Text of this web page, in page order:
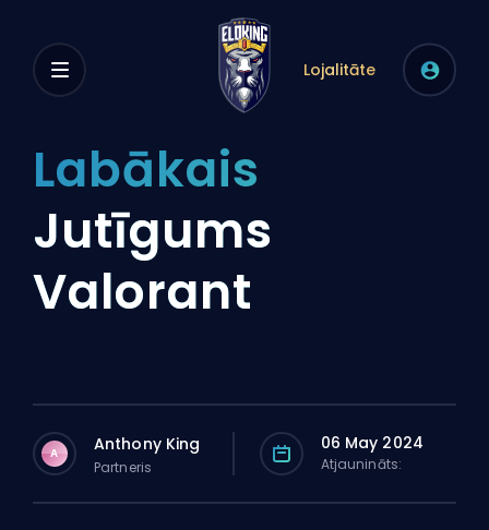
Lojalitāte
Labākais
Jutīgums
Valorant
A Anthony King
Partneris
06 May 2024
Atjaunināts: